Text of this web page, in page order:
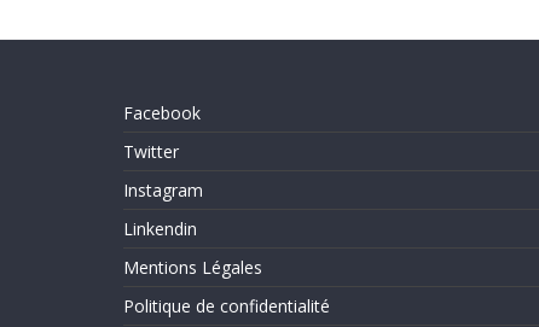
Facebook
Twitter
Instagram
Linkendin
Mentions Légales
Politique de confidentialité